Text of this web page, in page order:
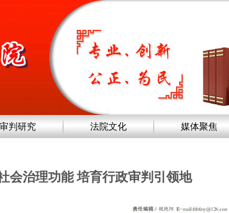
审判研究 法院文化 媒体聚焦
会治理功能 培育行政审判引领地